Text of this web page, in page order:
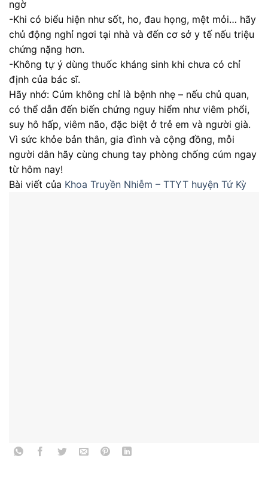
ngờ
-Khi có biểu hiện như sốt, ho, đau họng, mệt mỏi… hãy
chủ động nghỉ ngơi tại nhà và đến cơ sở y tế nếu triệu
chứng nặng hơn.
-Không tự ý dùng thuốc kháng sinh khi chưa có chỉ
định của bác sĩ.
Hãy nhớ: Cúm không chỉ là bệnh nhẹ – nếu chủ quan,
có thể dẫn đến biến chứng nguy hiểm như viêm phổi,
suy hô hấp, viêm não, đặc biệt ở trẻ em và người già.
Vì sức khỏe bản thân, gia đình và cộng đồng, mỗi
người dân hãy cùng chung tay phòng chống cúm ngay
từ hôm nay!
Bài viết của Khoa Truyền Nhiễm – TTYT huyện Tứ Kỳ